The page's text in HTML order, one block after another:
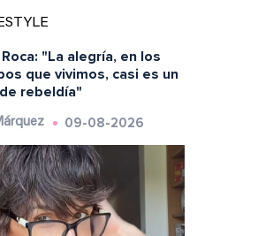
"La alegría, en los
que vivimos, casi es un
rebeldía"
09-08-2026